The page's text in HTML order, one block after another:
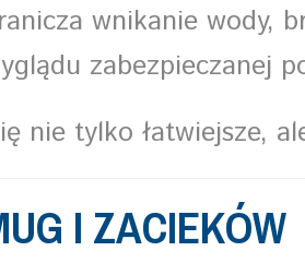
wnikanie wody,
zabezpieczanej
nie tylko łatwiejsze,
I ZACIEKÓW